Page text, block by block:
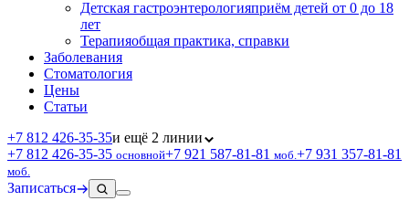
Детская гастроэнтерологияприём детей от 0 до 18
лет
Терапияобщая практика, справки
Заболевания
Стоматология
Цены
Статьи
+7 812 426‑35‑35и ещё 2 линии
+7 812 426‑35‑35 основной+7 921 587‑81‑81 моб. +7 931 357‑81‑81
моб.
Записаться